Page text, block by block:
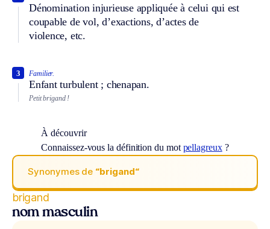
Dénomination injurieuse appliquée à celui qui est
coupable de vol, d’exactions, d’actes de
violence, etc.
Familier.
Enfant turbulent ; chenapan.
3
Petit brigand !
À découvrir
Connaissez-vous la définition du mot pellagreux?
Synonymes de “brigand“
brigand
nom masculin